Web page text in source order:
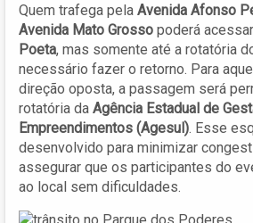
Quem trafega pela Avenida Afonso
Avenida Mato Grosso poderá
Poeta, mas somente até a rotatória
necessário fazer o retorno. Para
direção oposta, a passagem será
rotatória da Agência Estadual de
Empreendimentos (Agesul). Esse
desenvolvido para minimizar
assegurar que os participantes do
ao local sem dificuldades.